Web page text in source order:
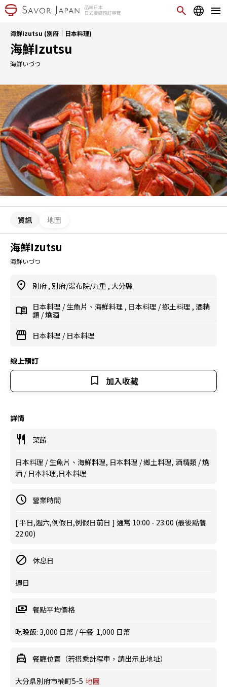
海鮮Izutsu (別府｜日本料理)
海鮮Izutsu
海鮮いづつ
資訊 地圖
海鮮Izutsu
海鮮いづつ
別府 , 別府/湯布院/九重 , 大分縣
日本料理 /生魚片、海鮮料理 , 日本料理 /鄉土料理 , 酒精
類 /燒酒
日本料理 / 日本料理
線上預訂
加入收藏
詳情
菜餚
日本料理 / 生魚片、海鮮料理, 日本料理 / 鄉土料理, 酒精類 / 燒
酒 / 日本料理,日本料理
營業時間
[ 平日,週六,例假日,例假日前日 ] 通常 10:00 - 23:00 (最後點餐
22:00)
休息日
週日
餐點平均價格
吃晚飯: 3,000 日幣 / 午餐: 1,000 日幣
餐廳位置（若搭乘計程車，請出示此地址）
大分県別府市楠町5-5 地圖